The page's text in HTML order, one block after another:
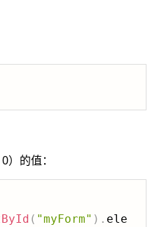
的值：
( "myForm" ) . ele